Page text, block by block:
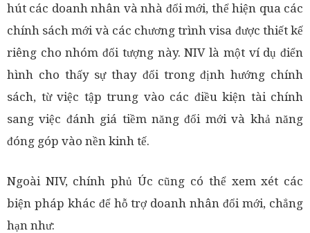
hút các doanh nhân và nhà đổi mới, thể hiện qua các
chính sách mới và các chương trình visa được thiết kế
riêng cho nhóm đối tượng này. NIV là một ví dụ điển
hình cho thấy sự thay đổi trong định hướng chính
sách, từ việc tập trung vào các điều kiện tài chính
sang việc đánh giá tiềm năng đổi mới và khả năng
đóng góp vào nền kinh tế.
Ngoài NIV, chính phủ Úc cũng có thể xem xét các
biện pháp khác để hỗ trợ doanh nhân đổi mới, chẳng
hạn như: